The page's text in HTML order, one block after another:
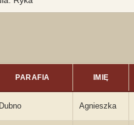
PARAFIA IMIĘ
Dubno Agnieszka